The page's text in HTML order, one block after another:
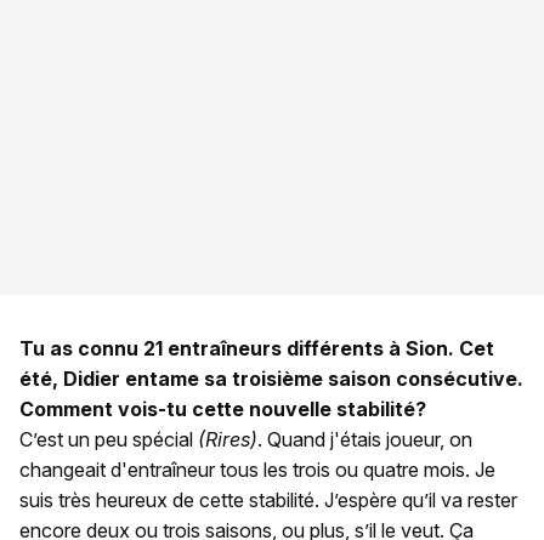
Tu as connu 21 entraîneurs différents à Sion. Cet
été, Didier entame sa troisième saison consécutive.
Comment vois-tu cette nouvelle stabilité?
C’est un peu spécial (Rires). Quand j'étais joueur, on
changeait d'entraîneur tous les trois ou quatre mois. Je
suis très heureux de cette stabilité. J’espère qu’il va rester
encore deux ou trois saisons, ou plus, s’il le veut. Ça